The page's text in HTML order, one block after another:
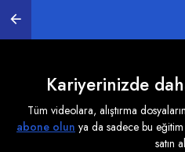
Kariyerinizde
Tüm videolara, alıştırma
abone olun ya da sadece bu eğitim
satın
Konaklama Vergisinin Beyan ve
Konaklama Vergisi
Ortamda Gönderilmesi
03:56